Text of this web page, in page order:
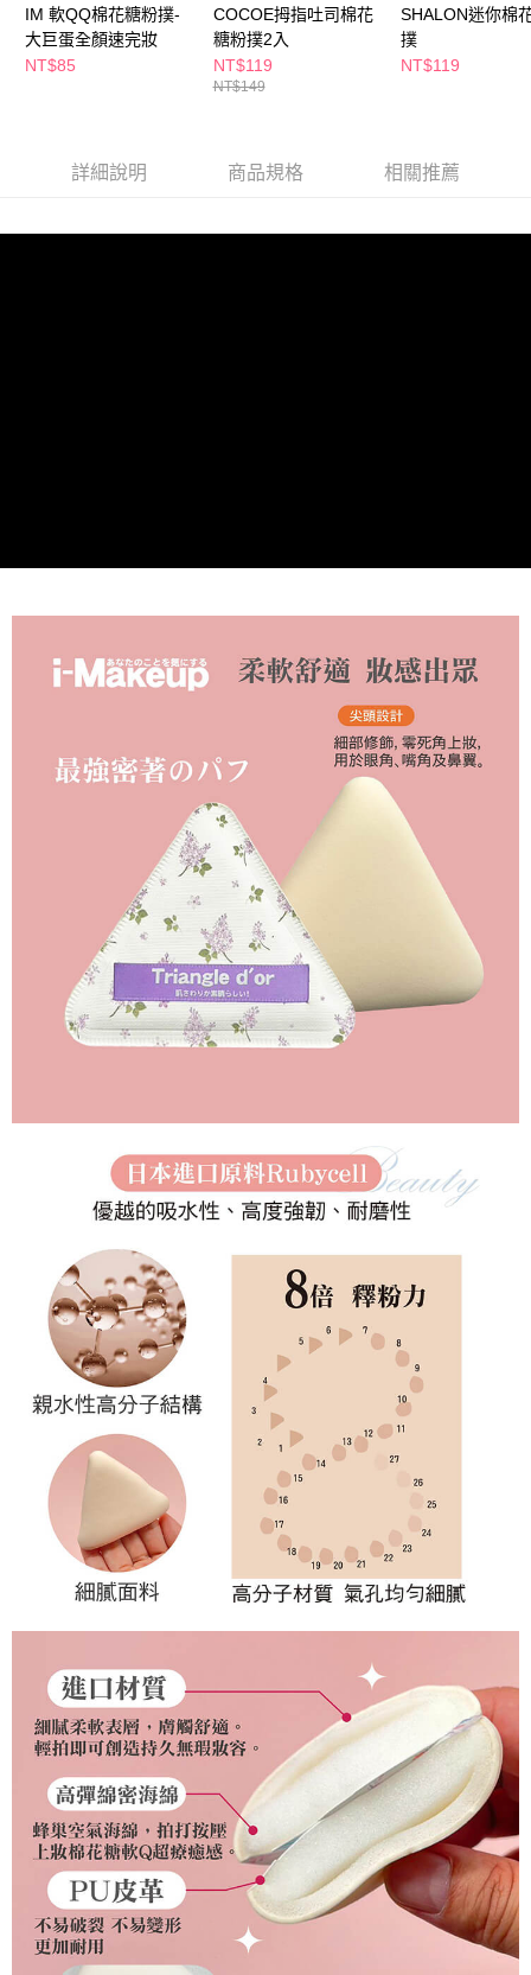
【注意事項】
１．透過由恩沛科技股份有限公司提供之「AFTEE先享後付」服務完成之交
易，需依本服務之必要範圍內提供個人資料，並將交易相關給付款項請求債
權轉讓予恩沛科技股份有限公司。
２．關於個人資料處理事宜，請瀏覽以下網址：
「AFTEE先享後付」，若未經同意申辦者引起之損失，本公司不負相關責
每筆NT$65，滿NT$490(含以上)免運費
付款後7-11取貨
每筆NT$100，滿NT$790(含以上)免運費
IM 軟QQ棉花糖粉撲-
大巨蛋全顏速完妝
NT$85
COCOE拇指吐司棉花
糖粉撲2入
NT$119
NT$149
SHALON迷你棉
撲
NT$119
詳細說明 商品規格 相關推薦